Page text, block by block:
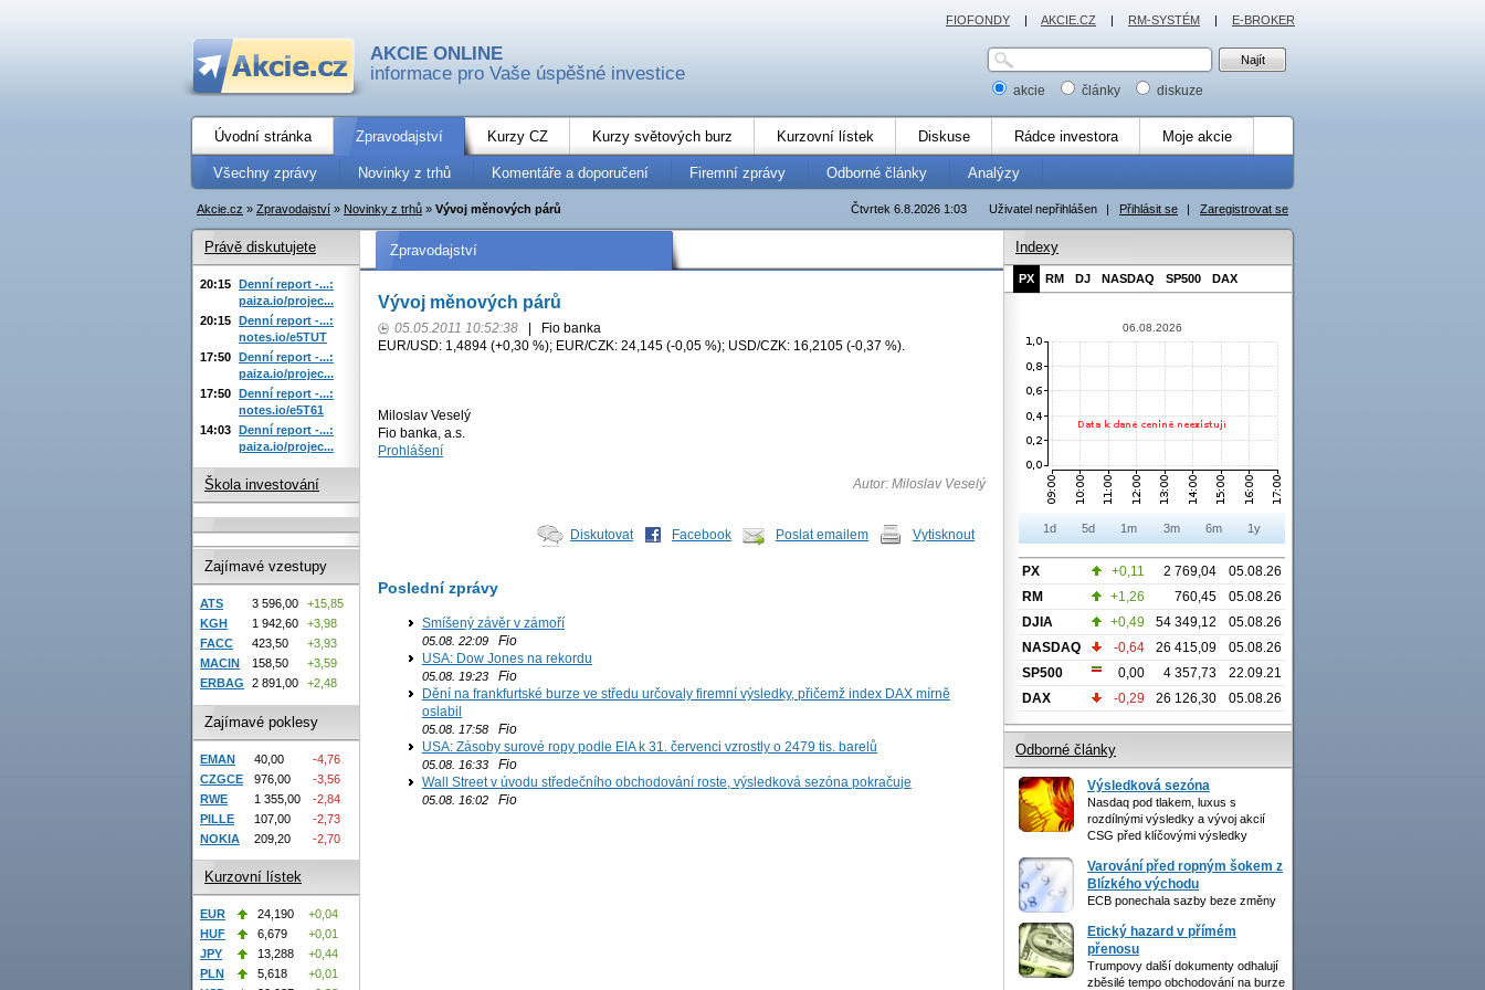
AKCIE ONLINE
informace pro Vaše úspěšné investice
akcie články diskuze
Úvodní stránka Zpravodajství Kurzy CZ Kurzy světových burz Kurzovní lístek Diskuse Rádce investora Moje akcie
Všechny zprávy Novinky z trhů Komentáře a doporučení Firemní zprávy Odborné články Analýzy
Uživatel nepřihlášen | Přihlásit se | Zaregistrovat se
Čtvrtek 6.8.2026 1:03
Akcie.cz » Zpravodajství » Novinky z trhů » Vývoj měnových párů
Zpravodajství
Vývoj měnových párů
05.05.2011 10:52:38
Fio banka
EUR/USD: 1,4894 (+0,30 %); EUR/CZK: 24,145 (-0,05 %); USD/CZK: 16,2105 (-0,37 %).
Miloslav Veselý
Fio banka, a.s.
Prohlášení
Autor: Miloslav Veselý
Diskutovat Facebook Poslat emailem Vytisknout
Poslední zprávy
Smíšený závěr v zámoří
05.08. 22:09 Fio
USA: Dow Jones na rekordu
05.08. 19:23 Fio
Dění na frankfurtské burze ve středu určovaly firemní výsledky, přičemž index DAX mírně
oslabil
05.08. 17:58 Fio
USA: Zásoby surové ropy podle EIA k 31. červenci vzrostly o 2479 tis. barelů
05.08. 16:33 Fio
Wall Street v úvodu středečního obchodování roste, výsledková sezóna pokračuje
05.08. 16:02 Fio
Právě diskutujete
20:15 Denní report -...:
paiza.io/projec...
20:15 Denní report -...:
notes.io/e5TUT
17:50 Denní report -...:
paiza.io/projec...
17:50 Denní report -...:
notes.io/e5T61
14:03 Denní report -...:
paiza.io/projec...
Škola investování
Zajímavé vzestupy
ATS 3 596,00
+15,85
KGH
1 942,60
+3,98
FACC
423,50
+3,93
MACIN
158,50
+3,59
ERBAG
2 891,00 +2,48
Zajímavé poklesy
EMAN 40,00
-4,76
CZGCE
976,00
-3,56
RWE
1 355,00
-2,84
PILLE
107,00
-2,73
NOKIA
209,20 -2,70
Kurzovní lístek
EUR 24,190
+0,04
HUF
6,679
+0,01
JPY
13,288
+0,44
PLN
5,618
+0,01
Indexy
PX RM DJ NASDAQ SP500 DAX
06.08.2026
1d 5d 1m 3m 6m 1y
PX +0,11 2 769,04
05.08.26
RM
+1,26 760,45
05.08.26
DJIA
+0,49 54 349,12
05.08.26
NASDAQ
-0,64 26 415,09
05.08.26
SP500
0,00 4 357,73
22.09.21
DAX
-0,29 26 126,30 05.08.26
Odborné články
Výsledková sezóna
Nasdaq pod tlakem, luxus s
rozdílnými výsledky a vývoj akcií
CSG před klíčovými výsledky
Varování před ropným šokem z
Blízkého východu
ECB ponechala sazby beze změny
Etický hazard v přímém
přenosu
Trumpovy další dokumenty odhalují
zběsilé tempo obchodování na burze
FIOFONDY | AKCIE.CZ | RM-SYSTÉM | E-BROKER